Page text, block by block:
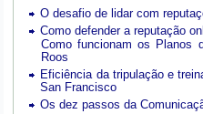
O desafio de lidar com
Como defender a reputação
Como funcionam os Planos
Roos
Eficiência da tripulação e
San Francisco
Os dez passos da